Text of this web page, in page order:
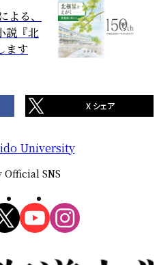
る、
説『北
ます
X シェア
University
SNS